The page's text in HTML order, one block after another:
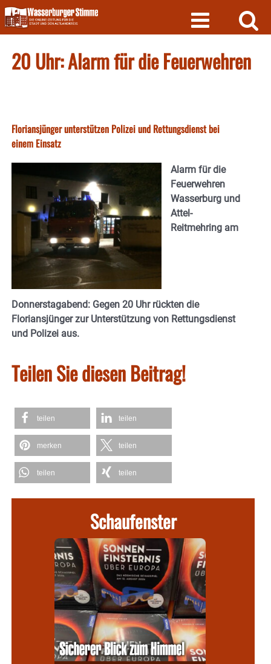
Skip
to
content
20 Uhr: Alarm für die Feuerwehren
Floriansjünger unterstützen Polizei und Rettungsdienst bei
einem Einsatz
Alarm für die
Feuerwehren
Wasserburg und
Attel-
Reitmehring am
Donnerstagabend: Gegen 20 Uhr rückten die
Floriansjünger zur Unterstützung von Rettungsdienst
und Polizei aus.
Teilen Sie diesen Beitrag!
teilen teilen
merken teilen
teilen teilen
Schaufenster